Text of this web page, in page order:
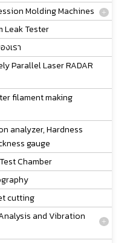
Molding Machines
Leak Tester
งเรา
Parallel Laser RADAR
filament making
analyzer, Hardness
gauge
Chamber
cutting
and Vibration